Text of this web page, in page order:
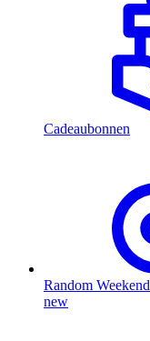
Cadeaubonnen
Random Weekend
new